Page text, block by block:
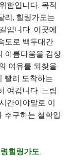
함입니다. 목적
리, 힐링가도는
입니다. 이곳에
도로 백두대간
아름다움을 감상
여유를 되찾을
빨리 도착하는
여깁니다. 느림
간이야말로 이
추구하는 철학입
힐링가도.